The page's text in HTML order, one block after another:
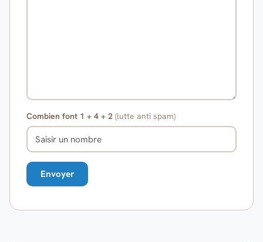
Combien font 1 + 4 + 2 (lutte anti spam)